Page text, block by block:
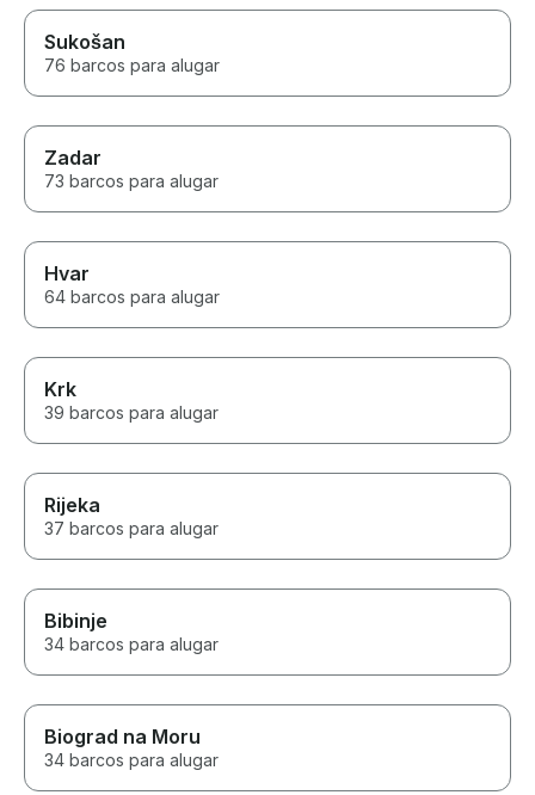
Sukošan
76 barcos para alugar
Zadar
73 barcos para alugar
Hvar
64 barcos para alugar
Krk
39 barcos para alugar
Rijeka
37 barcos para alugar
Bibinje
34 barcos para alugar
Biograd na Moru
34 barcos para alugar